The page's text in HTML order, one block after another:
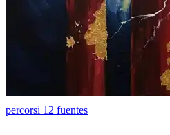
percorsi 12 fuentes